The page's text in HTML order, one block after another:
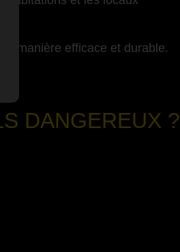
manière efficace et durable.
DANGEREUX ?